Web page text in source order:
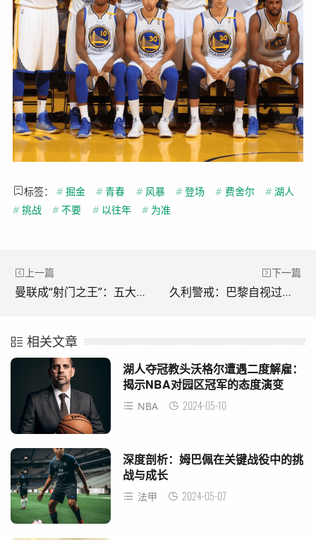
标签： # 掘金 # 青春 # 风暴 # 登场 # 费舍尔 # 湖人
# 挑战 # 不要 # 以往年 # 为准
上一篇
曼联成“射门之王”：五大联赛被射门726次领先群雄
下一篇
久利警戒：巴黎自视过高恐招致欧冠困境
相关文章
湖人夺冠教头沃格尔遭遇二度解雇：
揭示NBA对园区冠军的态度演变
NBA 2024-05-10
深度剖析：姆巴佩在关键战役中的挑
战与成长
法甲 2024-05-07